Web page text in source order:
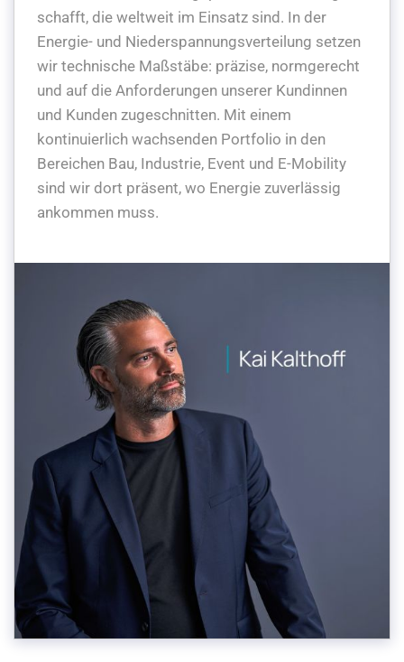
schafft, die weltweit im Einsatz sind. In der
Energie- und Niederspannungsverteilung setzen
wir technische Maßstäbe: präzise, normgerecht
und auf die Anforderungen unserer Kundinnen
und Kunden zugeschnitten. Mit einem
kontinuierlich wachsenden Portfolio in den
Bereichen Bau, Industrie, Event und E-Mobility
sind wir dort präsent, wo Energie zuverlässig
ankommen muss.